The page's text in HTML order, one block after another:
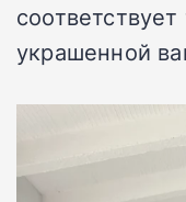
украшенной